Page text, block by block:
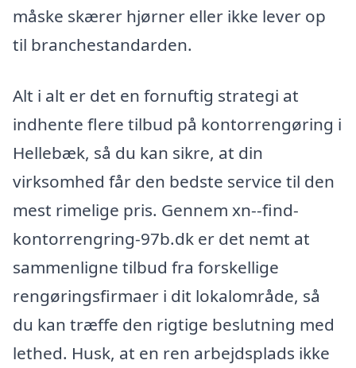
måske skærer hjørner eller ikke lever op
til branchestandarden.
Alt i alt er det en fornuftig strategi at
indhente flere tilbud på kontorrengøring i
Hellebæk, så du kan sikre, at din
virksomhed får den bedste service til den
mest rimelige pris. Gennem xn--find-
kontorrengring-97b.dk er det nemt at
sammenligne tilbud fra forskellige
rengøringsfirmaer i dit lokalområde, så
du kan træffe den rigtige beslutning med
lethed. Husk, at en ren arbejdsplads ikke